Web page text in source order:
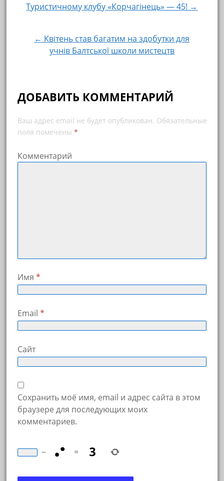
Навигация по записям
Туристичному клубу «Корчагінець» — 45! →
← Квітень став багатим на здобутки для
учнів Балтської школи мистецтв
ДОБАВИТЬ КОММЕНТАРИЙ
Ваш адрес email не будет опубликован. Обязательные
поля помечены *
Комментарий
Имя *
Email *
Сайт
Сохранить моё имя, email и адрес сайта в этом
браузере для последующих моих
комментариев.
− =